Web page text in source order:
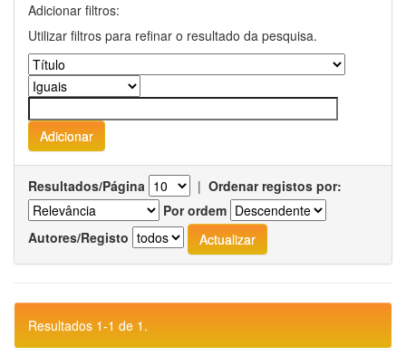
Adicionar filtros:
Utilizar filtros para refinar o resultado da pesquisa.
Resultados/Página | Ordenar registos por:
Por ordem
Autores/Registo
Resultados 1-1 de 1.